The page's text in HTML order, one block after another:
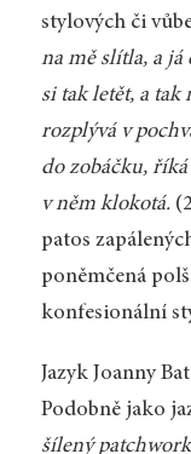
stylových či
na mě slítla, a já
si tak letět, a tak
rozplývá v
do zobáčku, říká
v něm klokotá.
patos
poněmčená
konfesionální
Jazyk Joanny
Podobně jako
šílený